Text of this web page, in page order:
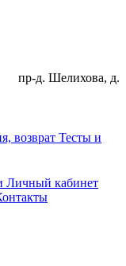
пр-д. Шелихова, д.
возврат Тесты и
Личный кабинет